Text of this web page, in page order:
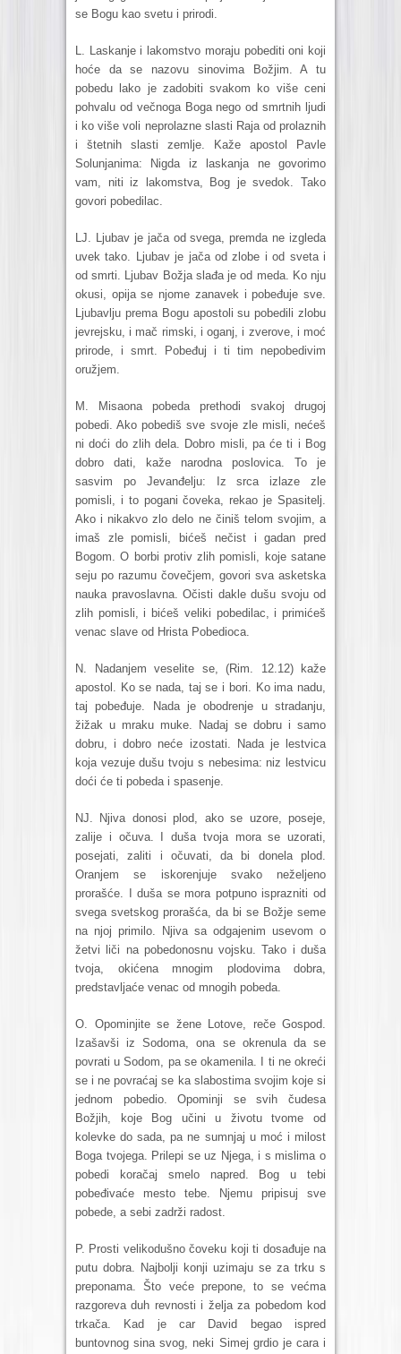
se Bogu kao svetu i prirodi.
L. Laskanje i lakomstvo moraju pobediti oni koji
hoće da se nazovu sinovima Božjim. A tu
pobedu lako je zadobiti svakom ko više ceni
pohvalu od večnoga Boga nego od smrtnih ljudi
i ko više voli neprolazne slasti Raja od prolaznih
i štetnih slasti zemlje. Kaže apostol Pavle
Solunjanima: Nigda iz laskanja ne govorimo
vam, niti iz lakomstva, Bog je svedok. Tako
govori pobedilac.
LJ. Ljubav je jača od svega, premda ne izgleda
uvek tako. Ljubav je jača od zlobe i od sveta i
od smrti. Ljubav Božja slađa je od meda. Ko nju
okusi, opija se njome zanavek i pobeđuje sve.
Ljubavlju prema Bogu apostoli su pobedili zlobu
jevrejsku, i mač rimski, i oganj, i zverove, i moć
prirode, i smrt. Pobeđuj i ti tim nepobedivim
oružjem.
M. Misaona pobeda prethodi svakoj drugoj
pobedi. Ako pobediš sve svoje zle misli, nećeš
ni doći do zlih dela. Dobro misli, pa će ti i Bog
dobro dati, kaže narodna poslovica. To je
sasvim po Jevanđelju: Iz srca izlaze zle
pomisli, i to pogani čoveka, rekao je Spasitelj.
Ako i nikakvo zlo delo ne činiš telom svojim, a
imaš zle pomisli, bićeš nečist i gadan pred
Bogom. O borbi protiv zlih pomisli, koje satane
seju po razumu čovečjem, govori sva asketska
nauka pravoslavna. Očisti dakle dušu svoju od
zlih pomisli, i bićeš veliki pobedilac, i primićeš
venac slave od Hrista Pobedioca.
N. Nadanjem veselite se, (Rim. 12.12) kaže
apostol. Ko se nada, taj se i bori. Ko ima nadu,
taj pobeđuje. Nada je obodrenje u stradanju,
žižak u mraku muke. Nadaj se dobru i samo
dobru, i dobro neće izostati. Nada je lestvica
koja vezuje dušu tvoju s nebesima: niz lestvicu
doći će ti pobeda i spasenje.
NJ. Njiva donosi plod, ako se uzore, poseje,
zalije i očuva. I duša tvoja mora se uzorati,
posejati, zaliti i očuvati, da bi donela plod.
Oranjem se iskorenjuje svako neželjeno
prorašće. I duša se mora potpuno isprazniti od
svega svetskog prorašća, da bi se Božje seme
na njoj primilo. Njiva sa odgajenim usevom o
žetvi liči na pobedonosnu vojsku. Tako i duša
tvoja, okićena mnogim plodovima dobra,
predstavljaće venac od mnogih pobeda.
O. Opominjite se žene Lotove, reče Gospod.
Izašavši iz Sodoma, ona se okrenula da se
povrati u Sodom, pa se okamenila. I ti ne okreći
se i ne povraćaj se ka slabostima svojim koje si
jednom pobedio. Opominji se svih čudesa
Božjih, koje Bog učini u životu tvome od
kolevke do sada, pa ne sumnjaj u moć i milost
Boga tvojega. Prilepi se uz Njega, i s mislima o
pobedi koračaj smelo napred. Bog u tebi
pobeđivaće mesto tebe. Njemu pripisuj sve
pobede, a sebi zadrži radost.
P. Prosti velikodušno čoveku koji ti dosađuje na
putu dobra. Najbolji konji uzimaju se za trku s
preponama. Što veće prepone, to se većma
razgoreva duh revnosti i želja za pobedom kod
trkača. Kad je car David begao ispred
buntovnog sina svog, neki Simej grdio je cara i